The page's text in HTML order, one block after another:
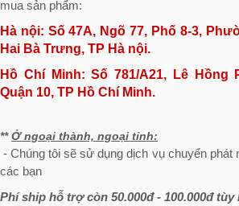
mua sản phẩm:
Hà nội: Số 47A, Ngõ 77, Phố 8-3,
Hai Bà Trưng, TP Hà nội.
Hồ Chí Minh:Số 781/A21, Lê Hồng
Quận 10, TP Hồ Chí Minh.
**Ở ngoại thành, ngoại tỉnh:
- Chúng tôi sẽ sử dụng dịch vụ chuyển phát
các bạn
Phí ship hỗ trợ còn 50.000đ - 100.000đ